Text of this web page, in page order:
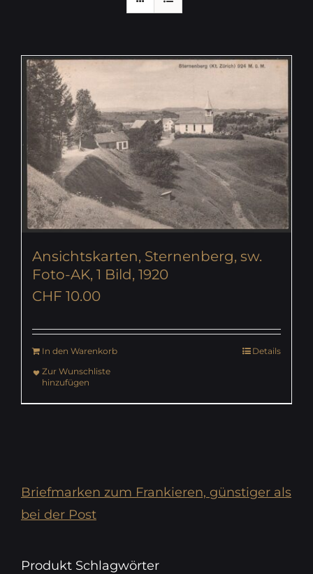
Ansichtskarten, Sternenberg, sw.
Foto-AK, 1 Bild, 1920
CHF 10.00
In den Warenkorb
Details
Zur Wunschliste
hinzufügen
Briefmarken zum Frankieren, günstiger als
bei der Post
Produkt Schlagwörter